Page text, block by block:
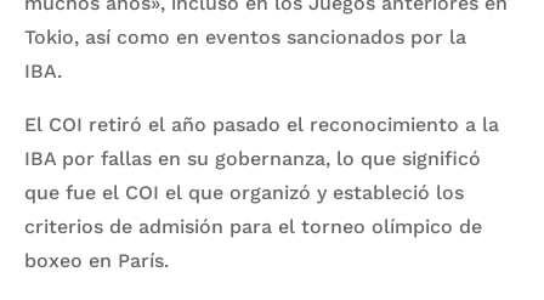
Tokio, así como en eventos sancionados por la
IBA.
El COI retiró el año pasado el reconocimiento a la
IBA por fallas en su gobernanza, lo que significó
que fue el COI el que organizó y estableció los
criterios de admisión para el torneo olímpico de
boxeo en París.